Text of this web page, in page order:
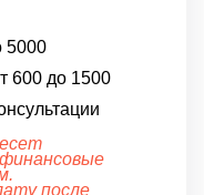
5000
600 до 1500
после